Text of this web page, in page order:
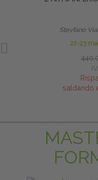
Stevfano
22-23
saldando